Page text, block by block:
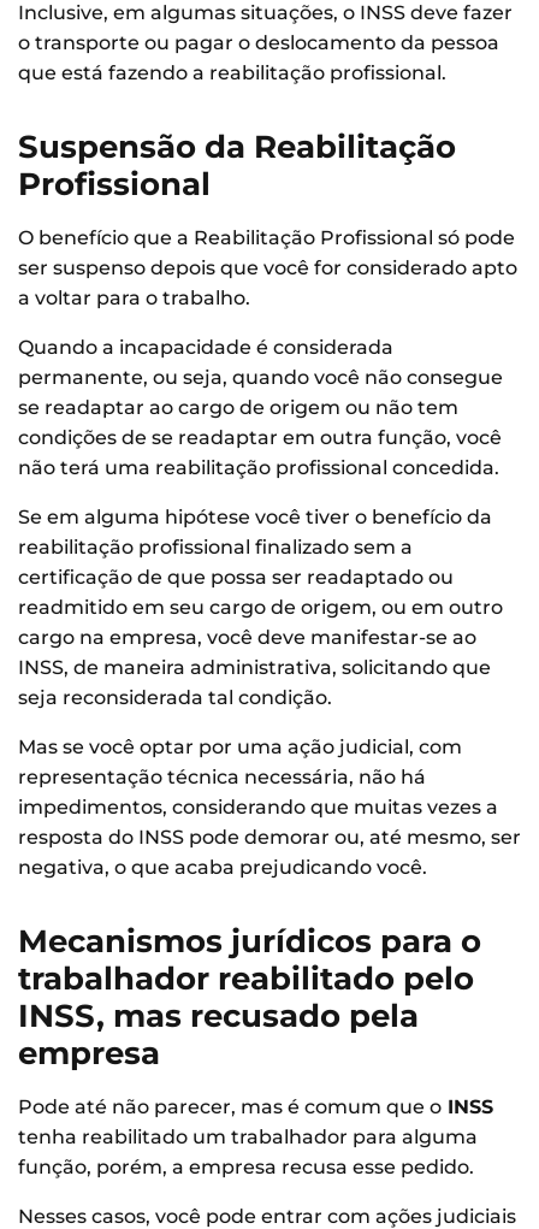
Inclusive, em algumas situações, o INSS deve fazer
o transporte ou pagar o deslocamento da pessoa
que está fazendo a reabilitação profissional.
Suspensão da Reabilitação
Profissional
O benefício que a Reabilitação Profissional só pode
ser suspenso depois que você for considerado apto
a voltar para o trabalho.
Quando a incapacidade é considerada
permanente, ou seja, quando você não consegue
se readaptar ao cargo de origem ou não tem
condições de se readaptar em outra função, você
não terá uma reabilitação profissional concedida.
Se em alguma hipótese você tiver o benefício da
reabilitação profissional finalizado sem a
certificação de que possa ser readaptado ou
readmitido em seu cargo de origem, ou em outro
cargo na empresa, você deve manifestar-se ao
INSS, de maneira administrativa, solicitando que
seja reconsiderada tal condição.
Mas se você optar por uma ação judicial, com
representação técnica necessária, não há
impedimentos, considerando que muitas vezes a
resposta do INSS pode demorar ou, até mesmo, ser
negativa, o que acaba prejudicando você.
Mecanismos jurídicos para o
trabalhador reabilitado pelo
INSS, mas recusado pela
empresa
Pode até não parecer, mas é comum que o INSS
tenha reabilitado um trabalhador para alguma
função, porém, a empresa recusa esse pedido.
Nesses casos, você pode entrar com ações judiciais